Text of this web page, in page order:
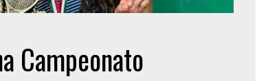
Campeonato